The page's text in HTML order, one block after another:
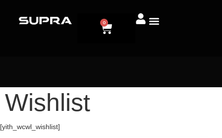
0
Wishlist
[yith_wcwl_wishlist]